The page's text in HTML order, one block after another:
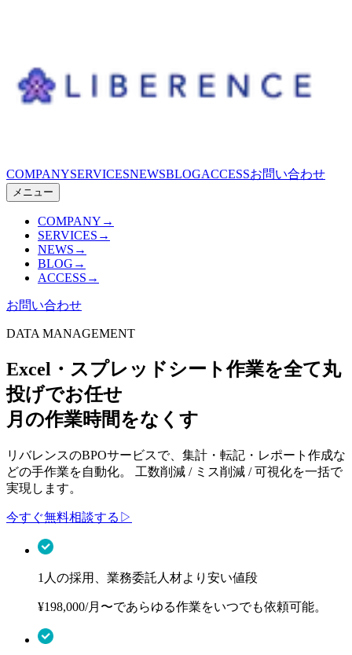
COMPANYSERVICESNEWSBLOGACCESSお問い合わせ
メニュー
COMPANY →
SERVICES →
NEWS →
BLOG →
ACCESS →
お問い合わせ
DATA MANAGEMENT
Excel・スプレッドシート作業を全て丸
投げでお任せ
月の作業時間をなくす
リバレンスのBPOサービスで、集計・転記・レポート作成な
どの手作業を自動化。 工数削減 / ミス削減 / 可視化を一括で
実現します。
今すぐ無料相談する ▷
1人の採用、業務委託人材より安い値段
¥198,000/月〜であらゆる作業をいつでも依頼可能。